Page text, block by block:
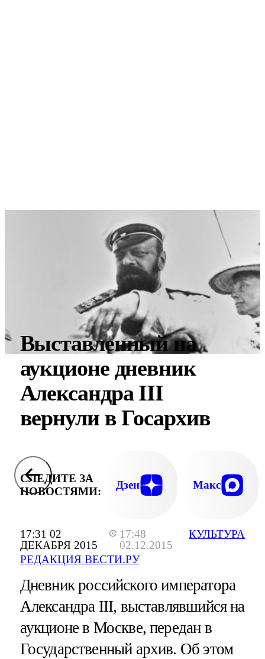
17:31 02
ДЕКАБРЯ 2015
17:48
02.12.2015
РЕДАКЦИЯ ВЕСТИ.РУ
КУЛЬТУРА
Выставленный на
аукционе дневник
Александра III
вернули в Госархив
СЛЕДИТЕ ЗА
НОВОСТЯМИ:
Дзен Макс
Дневник российского императора
Александра III, выставлявшийся на
аукционе в Москве, передан в
Государственный архив. Об этом